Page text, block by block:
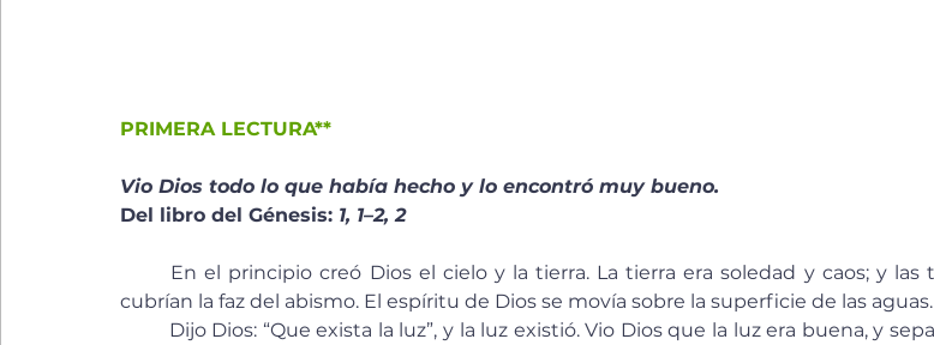
PRIMERA LECTURA**
Vio Dios todo lo que había hecho y lo encontró muy bueno.
Del libro del Génesis: 1, 1–2, 2
cubrían la faz del abismo. El espíritu de Dios se movía sobre la superficie de las aguas.